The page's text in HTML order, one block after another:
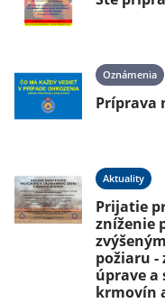
Oznámenia
Príprava
Aktuality
Prijatie
zníženie
požiaru -
úprave a
krmovín